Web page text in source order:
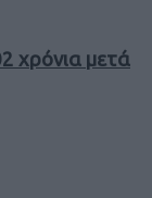
χρόνια μετά